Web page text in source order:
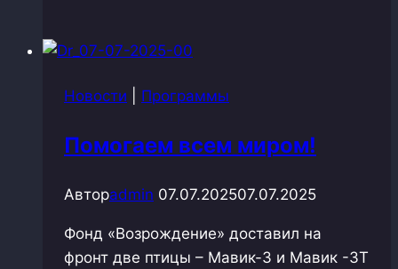
Новости Программы
Помогаем всем миром!
Авторadmin 07.07.202507.07.2025
Фонд «Возрождение» доставил на
фронт две птицы – Мавик-3 и Мавик -3Т